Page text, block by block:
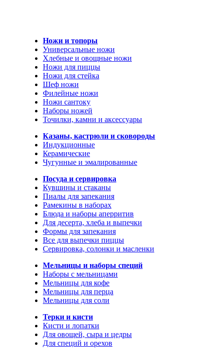
Ножи и топоры
Универсальные ножи
Хлебные и овощные ножи
Ножи для пиццы
Ножи для стейка
Шеф ножи
Филейные ножи
Ножи сантоку
Наборы ножей
Точилки, камни и аксессуары
Казаны, кастрюли и сковороды
Индукционные
Керамические
Чугунные и эмалированные
Посуда и сервировка
Кувшины и стаканы
Пиалы для запекания
Рамекины в наборах
Блюда и наборы аперритив
Для десерта, хлеба и выпечки
Формы для запекания
Все для выпечки пиццы
Сервировка, солонки и масленки
Мельницы и наборы специй
Наборы с мельницами
Мельницы для кофе
Мельницы для перца
Мельницы для соли
Терки и кисти
Кисти и лопатки
Для овощей, сыра и цедры
Для специй и орехов